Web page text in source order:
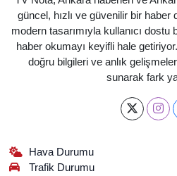
güncel, hızlı ve güvenilir bir
modern tasarımıyla kullanıcı
haber okumayı keyifli hale
doğru bilgileri ve anlık
sunarak fark
Hava Durumu
Trafik Durumu